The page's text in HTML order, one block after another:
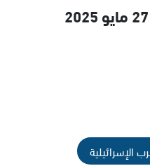
الإسرائيلية